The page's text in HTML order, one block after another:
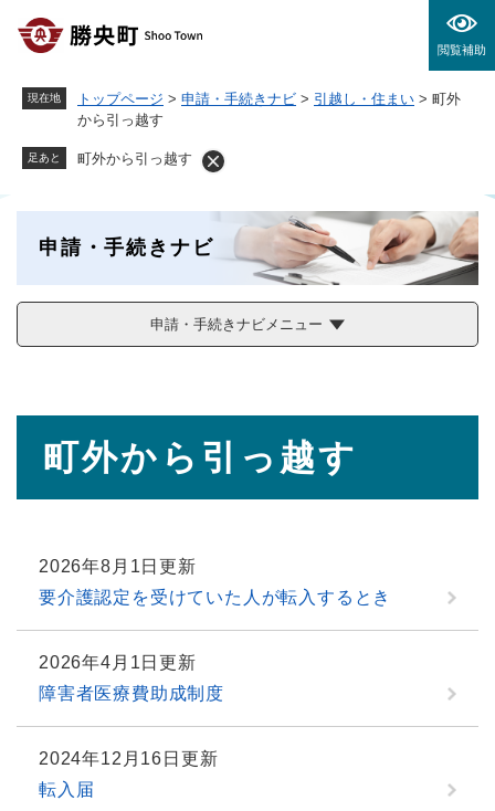
閲覧補助
現在地 トップページ > 申請・手続きナビ > 引越し・住まい > 町外
から引っ越す
足あと 町外から引っ越す
申請・手続きナビ
申請・手続きナビメニュー
町外から引っ越す
2026年8月1日更新
要介護認定を受けていた人が転入するとき
2026年4月1日更新
障害者医療費助成制度
2024年12月16日更新
転入届